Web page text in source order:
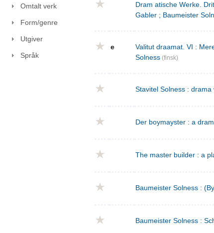
Omtalt verk
Form/genre
Utgiver
Språk
Dram atische Werke.
Gabler ; Baumeister
e
Valitut draamat. VI :
Solness (finsk)
Stavitel Solness :
Der boymayster : a
The master builder : a
Baumeister Solness :
Baumeister Solness :